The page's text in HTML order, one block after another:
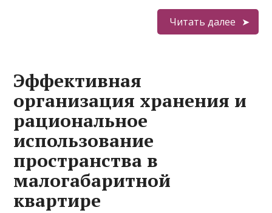
Читать далее
Эффективная
организация хранения и
рациональное
использование
пространства в
малогабаритной
квартире